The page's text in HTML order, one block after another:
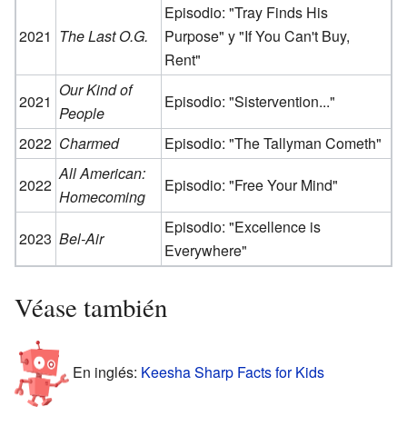
2021 The Last O.G.
Episodio: "Tray Finds His
Purpose" y "If You Can't Buy,
Rent"
2021
Our Kind of
People
Episodio: "Sistervention..."
2022 Charmed
Episodio: "The Tallyman Cometh"
2022
All American:
Homecoming
Episodio: "Free Your Mind"
2023 Bel-Air
Episodio: "Excellence is
Everywhere"
Véase también
En inglés: Keesha Sharp Facts for Kids